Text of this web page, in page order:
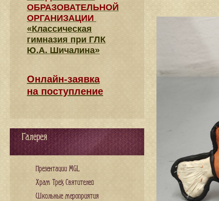
ОБРАЗОВАТЕЛЬНОЙ
ОРГАНИЗАЦИИ
«Классическая
гимназия при ГЛК
Ю.А. Шичалина»
Онлайн-заявка
на поступление
Галерея
Презентации MGL
Храм Трех Святителей
Школьные мероприятия